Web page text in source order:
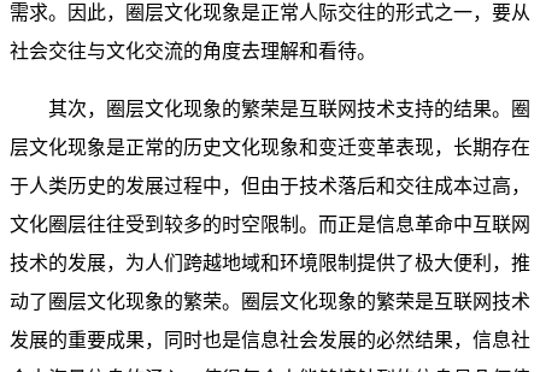
需求。因此，圈层文化现象是正常人际交往的形式之一，要从
社会交往与文化交流的角度去理解和看待。
其次，圈层文化现象的繁荣是互联网技术支持的结果。圈
层文化现象是正常的历史文化现象和变迁变革表现，长期存在
于人类历史的发展过程中，但由于技术落后和交往成本过高，
文化圈层往往受到较多的时空限制。而正是信息革命中互联网
技术的发展，为人们跨越地域和环境限制提供了极大便利，推
动了圈层文化现象的繁荣。圈层文化现象的繁荣是互联网技术
发展的重要成果，同时也是信息社会发展的必然结果，信息社